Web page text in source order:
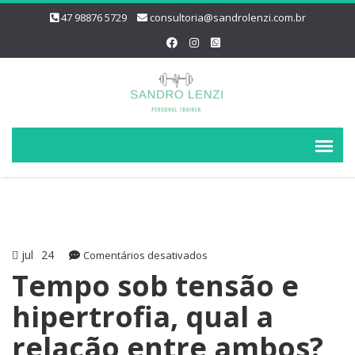
47 98876 5729 consultoria@sandrolenzi.com.br
jul 24 Comentários desativados
sob
e
Tempo sob tensão e
hipertrofia, qual a